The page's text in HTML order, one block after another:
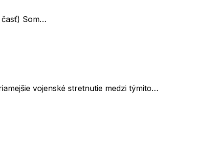
časť) Som…
vojenské stretnutie medzi týmito…